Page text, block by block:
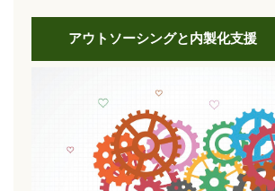
アウトソーシングと内製化支援